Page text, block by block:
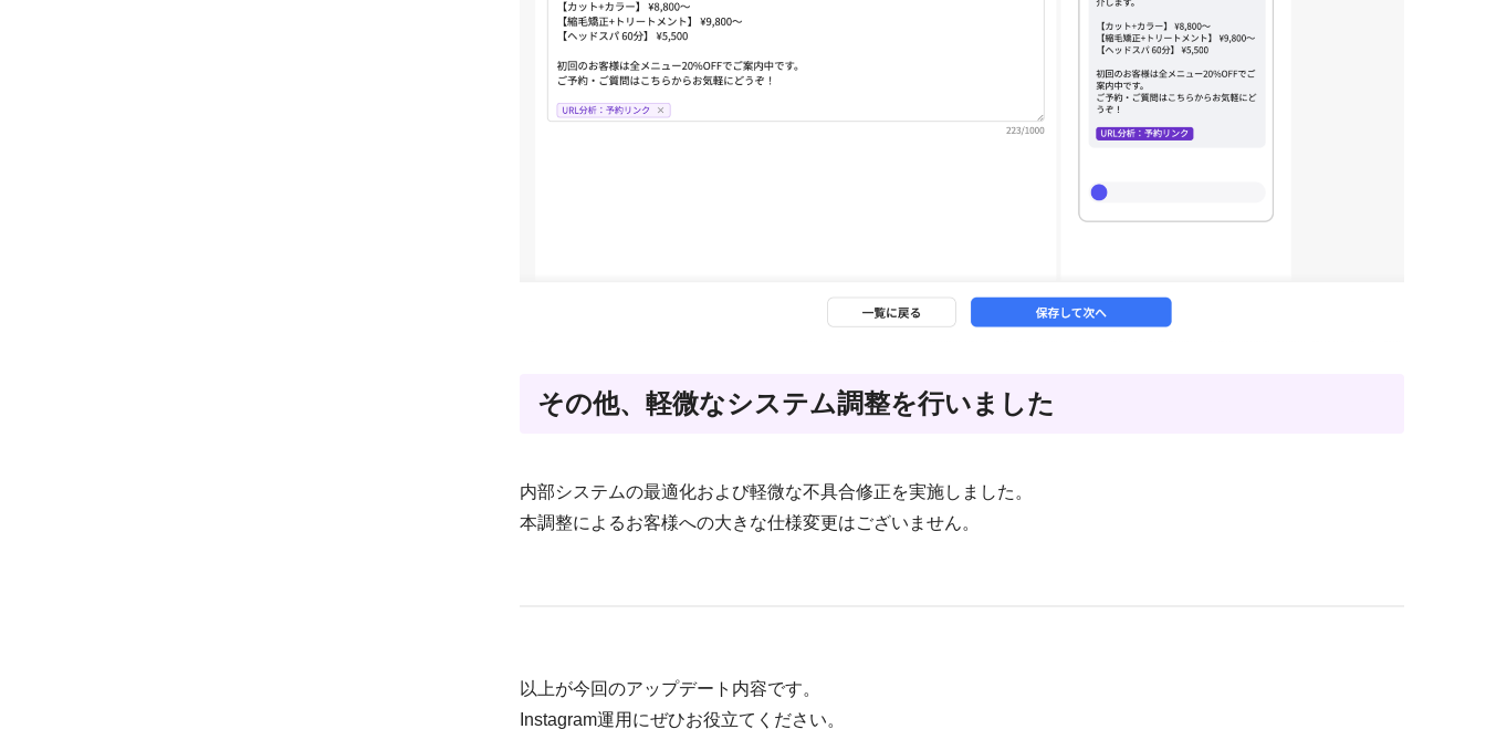
その他、軽微なシステム調整を行いました
内部システムの最適化および軽微な不具合修正を実施しました。
本調整によるお客様への大きな仕様変更はございません。
以上が今回のアップデート内容です。
Instagram運用にぜひお役立てください。